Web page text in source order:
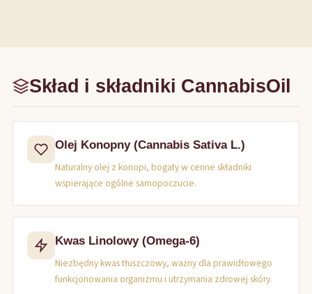
Skład i składniki CannabisOil
Olej Konopny (Cannabis Sativa L.)
Naturalny olej z konopi, bogaty w cenne składniki
wspierające ogólne samopoczucie.
Kwas Linolowy (Omega-6)
Niezbędny kwas tłuszczowy, ważny dla prawidłowego
funkcjonowania organizmu i utrzymania zdrowej skóry.